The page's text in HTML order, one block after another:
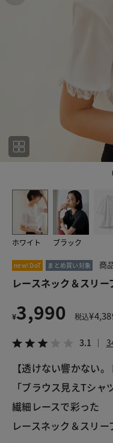
ホワイト ブラック
new! DoT まとめ買い対象 商
レースネック＆スリ
¥3,990 税込¥
3.1
【透けない響かない
「ブラウス見えTシャ
繊細レースで彩った
レースネック＆スリー
この商品をシェアする
レースネ
¥3,990
税